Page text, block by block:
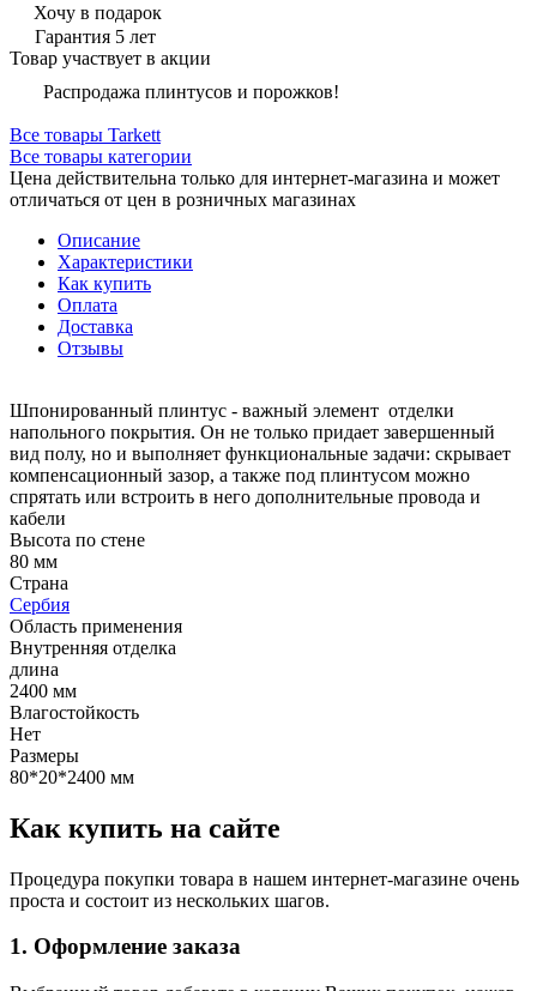
Хочу в подарок
Гарантия 5 лет
Товар участвует в акции
Распродажа плинтусов и порожков!
Все товары Tarkett
Все товары категории
Цена действительна только для интернет-магазина и может
отличаться от цен в розничных магазинах
Описание
Характеристики
Как купить
Оплата
Доставка
Отзывы
Шпонированный плинтус - важный элемент отделки
напольного покрытия. Он не только придает завершенный
вид полу, но и выполняет функциональные задачи: скрывает
компенсационный зазор, а также под плинтусом можно
спрятать или встроить в него дополнительные провода и
кабели
Высота по стене
80 мм
Страна
Сербия
Область применения
Внутренняя отделка
длина
2400 мм
Влагостойкость
Нет
Размеры
80*20*2400 мм
Как купить на сайте
Процедура покупки товара в нашем интернет-магазине очень
проста и состоит из нескольких шагов.
1. Оформление заказа